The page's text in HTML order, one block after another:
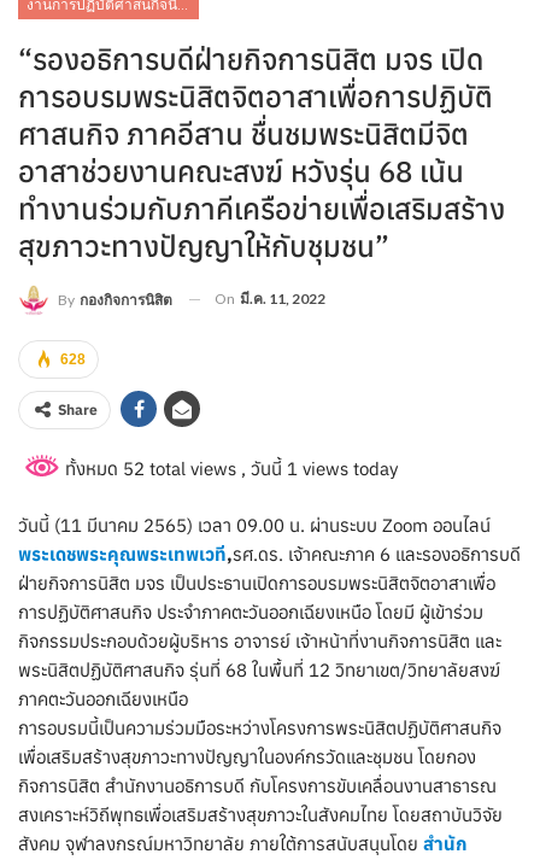
“รองอธิการบดีฝ่ายกิจการนิสิต มจร เปิด
การอบรมพระนิสิตจิตอาสาเพื่อการปฏิบัติ
ศาสนกิจ ภาคอีสาน ชื่นชมพระนิสิตมีจิต
อาสาช่วยงานคณะสงฆ์ หวังรุ่น 68 เน้น
ทำงานร่วมกับภาคีเครือข่ายเพื่อเสริมสร้าง
สุขภาวะทางปัญญาให้กับชุมชน”
By กองกิจการนิสิต On มี.ค. 11, 2022
628
Share
ทั้งหมด 52 total views , วันนี้ 1 views today
วันนี้ (11 มีนาคม 2565) เวลา 09.00 น. ผ่านระบบ Zoom ออนไลน์
พระเดชพระคุณพระเทพเวที,รศ.ดร. เจ้าคณะภาค 6 และรองอธิการบดี
ฝ่ายกิจการนิสิต มจร เป็นประธานเปิดการอบรมพระนิสิตจิตอาสาเพื่อ
การปฏิบัติศาสนกิจ ประจำภาคตะวันออกเฉียงเหนือ โดยมี ผู้เข้าร่วม
กิจกรรมประกอบด้วยผู้บริหาร อาจารย์ เจ้าหน้าที่งานกิจการนิสิต และ
พระนิสิตปฏิบัติศาสนกิจ รุ่นที่ 68 ในพื้นที่ 12 วิทยาเขต/วิทยาลัยสงฆ์
ภาคตะวันออกเฉียงเหนือ
การอบรมนี้เป็นความร่วมมือระหว่างโครงการพระนิสิตปฏิบัติศาสนกิจ
เพื่อเสริมสร้างสุขภาวะทางปัญญาในองค์กรวัดและชุมชน โดยกอง
กิจการนิสิต สำนักงานอธิการบดี กับโครงการขับเคลื่อนงานสาธารณ
สงเคราะห์วิถีพุทธเพื่อเสริมสร้างสุขภาวะในสังคมไทย โดยสถาบันวิจัย
สังคม จุฬาลงกรณ์มหาวิทยาลัย ภายใต้การสนับสนุนโดย สำนัก